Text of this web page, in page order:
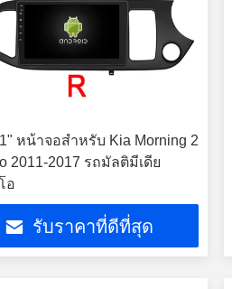
หน้าจอสำหรับ Kia Morning 2
2011-2017 รถมัลติมีเดีย
อ
รับราคาที่ดีที่สุด